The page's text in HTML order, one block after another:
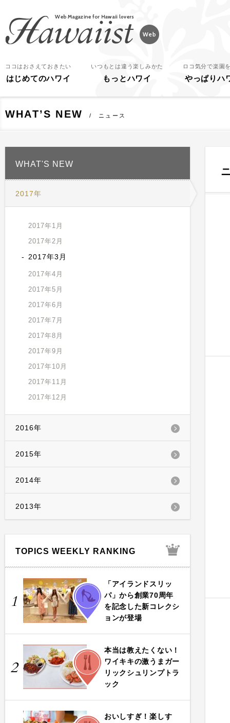
ココはおさえておきたい
はじめてのハワイ
いつもとは違う楽しみかた
もっとハワイ
ロコ気分で楽園
やっぱりハ
WHAT’S NEW ニュース
WHAT'S NEW
2017年
2017年1月
2017年2月
2017年3月
2017年4月
2017年5月
2017年6月
2017年7月
2017年8月
2017年9月
2017年10月
2017年11月
2017年12月
2016年
2015年
2014年
2013年
TOPICS WEEKLY RANKING
1
FASHION
「アイランドスリッ
パ」から創業70周年
を記念した新コレクシ
ョンが登場
2
FOOD
本当は教えたくない！
ワイキキの激うまガー
リックシュリンプトラ
ック
FOOD
おいしすぎ！楽しす